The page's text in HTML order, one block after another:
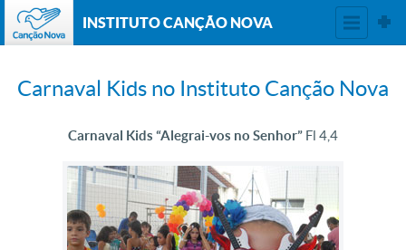
INSTITUTO CANÇÃO NOVA
Carnaval Kids no Instituto Canção Nova
Carnaval Kids “Alegrai-vos no Senhor” Fl 4,4